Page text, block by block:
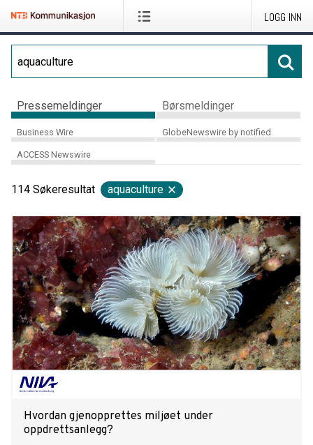
LOGG INN
Pressemeldinger Børsmeldinger
Business Wire GlobeNewswire by notified
ACCESS Newswire
114 Søkeresultat aquaculture
Hvordan gjenopprettes miljøet under
oppdrettsanlegg?